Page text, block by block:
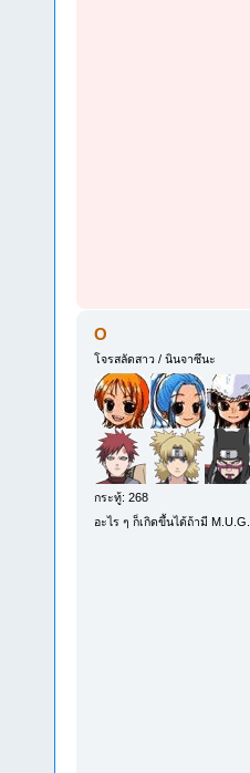
O
โจรสลัดสาว / นินจาซึนะ
กระทู้: 268
อะไร ๆ ก็เกิดขึ้นได้ถ้ามี